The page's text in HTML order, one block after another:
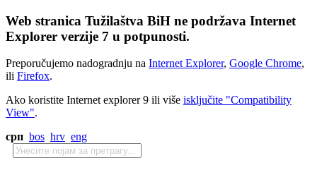
Web stranica Tužilaštva BiH ne podržava Internet
Explorer verzije 7 u potpunosti.
Preporučujemo nadogradnju na Internet Explorer, Google Chrome,
ili Firefox.
Ako koristite Internet explorer 9 ili više isključite "Compatibility
View".
срп bos hrv eng